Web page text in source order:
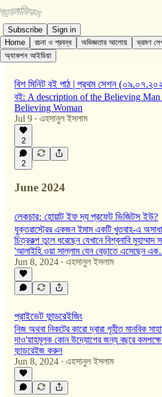
Subscribe
Sign in
Home
রচনা ও প্রবন্ধ অভিজ্ঞতার আলোয় ভ্রমণ
অ্যাকশন আইডিয়া
বিশ মিনিট বই পাঠ | প্রথম সেশন
বই: A description of the Believing Man
Believing Woman
Jul 9 • এহসানুল ইসলাম
2
2
June 2024
লেকচার‍: হোয়াট ইফ দ্য প্রফেট ভিজিটস ইউ?
যুক্তরাস্ট্রের একজন ইমাম একটি খুতবাহ-এ
চিত্রকল্প তুলে ধরেছেন যেখানে বিশ্বনাবি মুহাম্মাদ
'আলাইহি ওয়া সাল্লাম যেন বেড়াতে এসেছেন
Jun 8, 2024 • এহসানুল ইসলাম
প্রাইভেট ফান্ডরেইজিং
নিজ অথবা নিকটের কারো দ্বারা গৃহীত মানবিক
দাও'য়াহমূলক কোন উদ্যোগের জন্য বছরে
ফান্ডরেইজ করুন
Jun 8, 2024 • এহসানুল ইসলাম